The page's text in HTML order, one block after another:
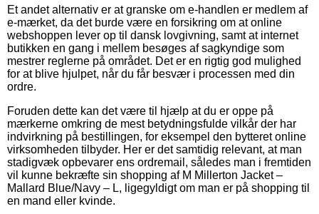
Et andet alternativ er at granske om e-handlen er medlem af
e-mærket, da det burde være en forsikring om at online
webshoppen lever op til dansk lovgivning, samt at internet
butikken en gang i mellem besøges af sagkyndige som
mestrer reglerne på området. Det er en rigtig god mulighed
for at blive hjulpet, når du får besvær i processen med din
ordre.
Foruden dette kan det være til hjælp at du er oppe på
mærkerne omkring de mest betydningsfulde vilkår der har
indvirkning på bestillingen, for eksempel den bytteret online
virksomheden tilbyder. Her er det samtidig relevant, at man
stadigvæk opbevarer ens ordremail, således man i fremtiden
vil kunne bekræfte sin shopping af M Millerton Jacket –
Mallard Blue/Navy – L, ligegyldigt om man er på shopping til
en mand eller kvinde.